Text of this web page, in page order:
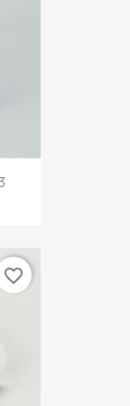
favorite_border